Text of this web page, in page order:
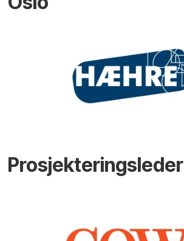
Prosjekteringsleder